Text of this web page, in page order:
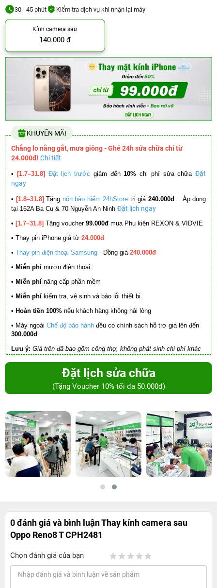
30 - 45 phút Kiểm tra dịch vụ khi nhận lại máy
Kính camera sau
140.000 đ
KHUYẾN MÃI
Chẳng lo nắng gắt, mưa giông - Ghé 24h sửa chữa chỉ từ
24.000đ! Chi tiết
• [1.7–31.8] Đặt lịch trước giảm đến10% chi phí sửa chữa Đặt
ngay
• [1.8–31.8] Tặng nón bảo hiểm 24hStore trị giá 240.000đ – Áp dụng
tại 162A Ba Cu & 70 Nguyễn An Ninh Đặt lịch ngay
• [1.7–31.8] Tặng voucher 99.000đ mua Phụ kiện REXON & VIDVIE
• Thay pin iPhone giá từ 24.000đ
• Thay pin điện thoại Samsung - Đồng giá 240.000đ
• Miễn phí mượn điện thoại
• Miễn phí nâng cấp phần mềm
• Miễn phí kiểm tra, vệ sinh và báo lỗi thiết bị
• Hoàn tiền 100% nếu khách hàng không hài lòng
• Máy ngoài Chế độ bảo hành đều có chính sách hỗ trợ giá lên đến
300.000đ
Lưu ý: Giá trên đã bao gồm công thợ, không phát sinh chi phí khác
Đặt lịch sửa chữa
(Tặng Voucher 10% tối đa 50.000đ)
0 đánh giá và bình luậnThay kính camera sau
Oppo Reno8 T CPH2481
Chọn đánh giá của bạn